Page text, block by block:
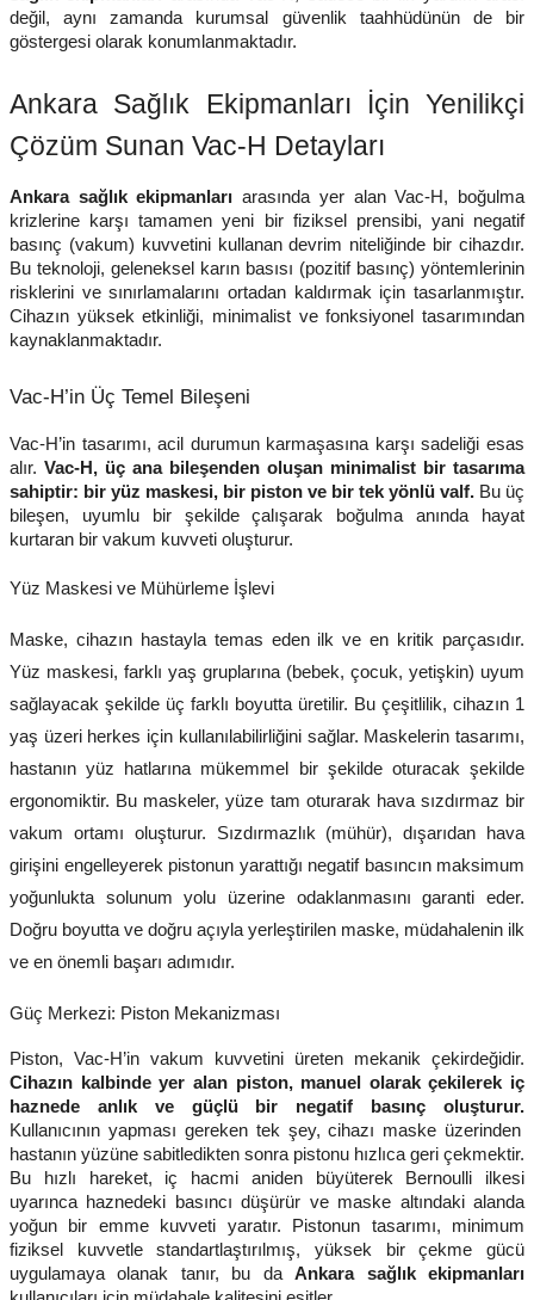
değil, aynı zamanda kurumsal güvenlik taahhüdünün de bir
göstergesi olarak konumlanmaktadır.
Ankara Sağlık Ekipmanları İçin Yenilikçi
Çözüm Sunan Vac-H Detayları
Ankara sağlık ekipmanları arasında yer alan Vac-H, boğulma
krizlerine karşı tamamen yeni bir fiziksel prensibi, yani negatif
basınç (vakum) kuvvetini kullanan devrim niteliğinde bir cihazdır.
Bu teknoloji, geleneksel karın basısı (pozitif basınç) yöntemlerinin
risklerini ve sınırlamalarını ortadan kaldırmak için tasarlanmıştır.
Cihazın yüksek etkinliği, minimalist ve fonksiyonel tasarımından
kaynaklanmaktadır.
Vac-H’in Üç Temel Bileşeni
Vac-H’in tasarımı, acil durumun karmaşasına karşı sadeliği esas
alır. Vac-H, üç ana bileşenden oluşan minimalist bir tasarıma
sahiptir: bir yüz maskesi, bir piston ve bir tek yönlü valf. Bu üç
bileşen, uyumlu bir şekilde çalışarak boğulma anında hayat
kurtaran bir vakum kuvveti oluşturur.
Yüz Maskesi ve Mühürleme İşlevi
Maske, cihazın hastayla temas eden ilk ve en kritik parçasıdır.
Yüz maskesi, farklı yaş gruplarına (bebek, çocuk, yetişkin) uyum
sağlayacak şekilde üç farklı boyutta üretilir. Bu çeşitlilik, cihazın 1
yaş üzeri herkes için kullanılabilirliğini sağlar. Maskelerin tasarımı,
hastanın yüz hatlarına mükemmel bir şekilde oturacak şekilde
ergonomiktir. Bu maskeler, yüze tam oturarak hava sızdırmaz bir
vakum ortamı oluşturur. Sızdırmazlık (mühür), dışarıdan hava
girişini engelleyerek pistonun yarattığı negatif basıncın maksimum
yoğunlukta solunum yolu üzerine odaklanmasını garanti eder.
Doğru boyutta ve doğru açıyla yerleştirilen maske, müdahalenin ilk
ve en önemli başarı adımıdır.
Güç Merkezi: Piston Mekanizması
Piston, Vac-H’in vakum kuvvetini üreten mekanik çekirdeğidir.
Cihazın kalbinde yer alan piston, manuel olarak çekilerek iç
haznede anlık ve güçlü bir negatif basınç oluşturur.
Kullanıcının yapması gereken tek şey, cihazı maske üzerinden
hastanın yüzüne sabitledikten sonra pistonu hızlıca geri çekmektir.
Bu hızlı hareket, iç hacmi aniden büyüterek Bernoulli ilkesi
uyarınca haznedeki basıncı düşürür ve maske altındaki alanda
yoğun bir emme kuvveti yaratır. Pistonun tasarımı, minimum
fiziksel kuvvetle standartlaştırılmış, yüksek bir çekme gücü
uygulamaya olanak tanır, bu daAnkara sağlık ekipmanları